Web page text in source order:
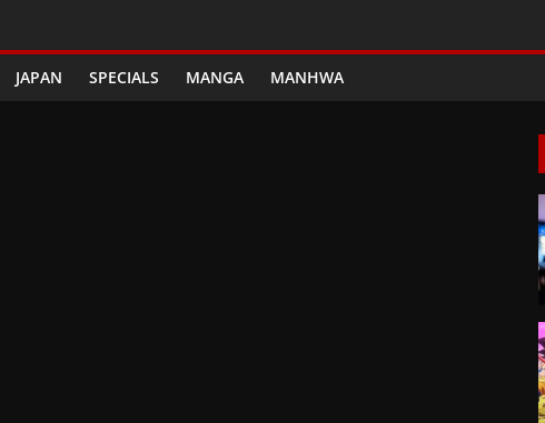
JAPAN SPECIALS MANGA MANHWA